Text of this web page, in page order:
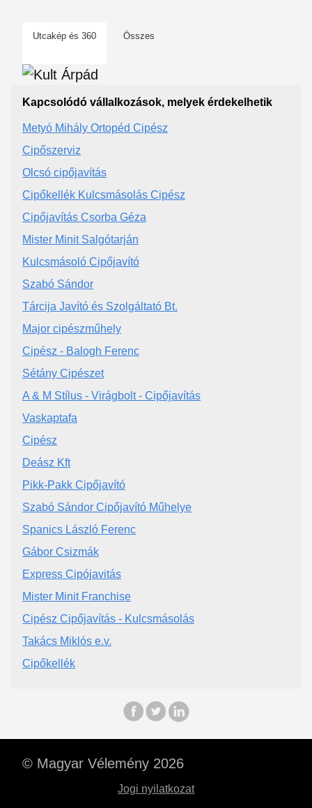
Utcakép és 360 Összes
Kapcsolódó vállalkozások, melyek érdekelhetik
Metyó Mihály Ortopéd Cipész
Cipőszerviz
Olcsó cipőjavítás
Cipőkellék Kulcsmásolás Cipész
Cipőjavítás Csorba Géza
Mister Minit Salgótarján
Kulcsmásoló Cipőjavító
Szabó Sándor
Tárcija Javító és Szolgáltató Bt.
Major cipészműhely
Cipész - Balogh Ferenc
Sétány Cipészet
A & M Stílus - Virágbolt - Cipőjavítás
Vaskaptafa
Cipész
Deász Kft
Pikk-Pakk Cipőjavító
Szabó Sándor Cipőjavító Műhelye
Spanics László Ferenc
Gábor Csizmák
Express Cipójavitás
Mister Minit Franchise
Cipész Cipőjavítás - Kulcsmásolás
Takács Miklós e.v.
Cipőkellék
© Magyar Vélemény 2026
Jogi nyilatkozat